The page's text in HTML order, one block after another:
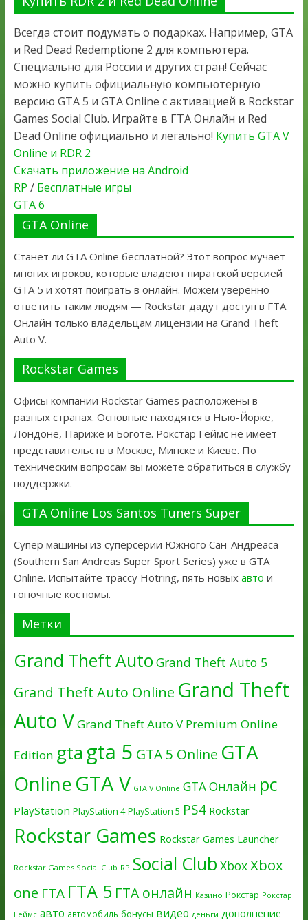
Всегда стоит подумать о подарках. Например, GTA
и Red Dead Redemptione 2 для компьютера.
Специально для России и других стран! Сейчас
можно купить официальную компьютерную
версию GTA 5 и GTA Online с активацией в Rockstar
Games Social Club. Играйте в ГТА Онлайн и Red
Dead Online официально и легально! Купить GTA V
Online и RDR 2
Скачать приложение на Android
RP / Бесплатные игры
GTA 6
GTA Online
Станет ли GTA Online бесплатной? Этот вопрос мучает
многих игроков, которые владеют пиратской версией
GTA 5 и хотят поиграть в онлайн. Можем уверенно
ответить таким людям — Rockstar дадут доступ в ГТА
Онлайн только владельцам лицензии на Grand Theft
Auto V.
Rockstar Games
Офисы компании Rockstar Games расположены в
разных странах. Основные находятся в Нью-Йорке,
Лондоне, Париже и Боготе. Рокстар Геймс не имеет
представительств в Москве, Минске и Киеве. По
техническим вопросам вы можете обратиться в службу
поддержки.
GTA Online Los Santos Tuners Super
Супер машины из суперсерии Южного Сан-Андреаса
(Southern San Andreas Super Sport Series) уже в GTA
Online. Испытайте трассу Hotring, пять новых авто и
гоночные костюмы.
Метки
Grand Theft Auto Grand Theft Auto 5
Grand Theft Auto Online Grand Theft
Auto VGrand Theft Auto V Premium Online
Edition gtagta 5 GTA 5 Online GTA
OnlineGTA V GTA V Online GTA Онлайн pc
PlayStation PlayStation 4 PlayStation 5 PS4 Rockstar
Rockstar Games Rockstar Games Launcher
Rockstar Games Social Club RP Social Club XboxXbox
one ГТА ГТА 5 ГТА онлайн Казино Рокстар Рокстар
Геймс авто автомобиль бонусы видео деньги дополнение